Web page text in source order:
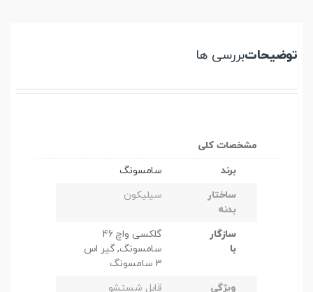
توضیحاتبررسی ها
مشخصات کلی
برند
سامسونگ
ساختار
بدنه
سیلیکون
سازگار
با
گلکسی واچ 46
سامسونگ, گیر اس
3 سامسونگ
ویژگی
قابل شستشو